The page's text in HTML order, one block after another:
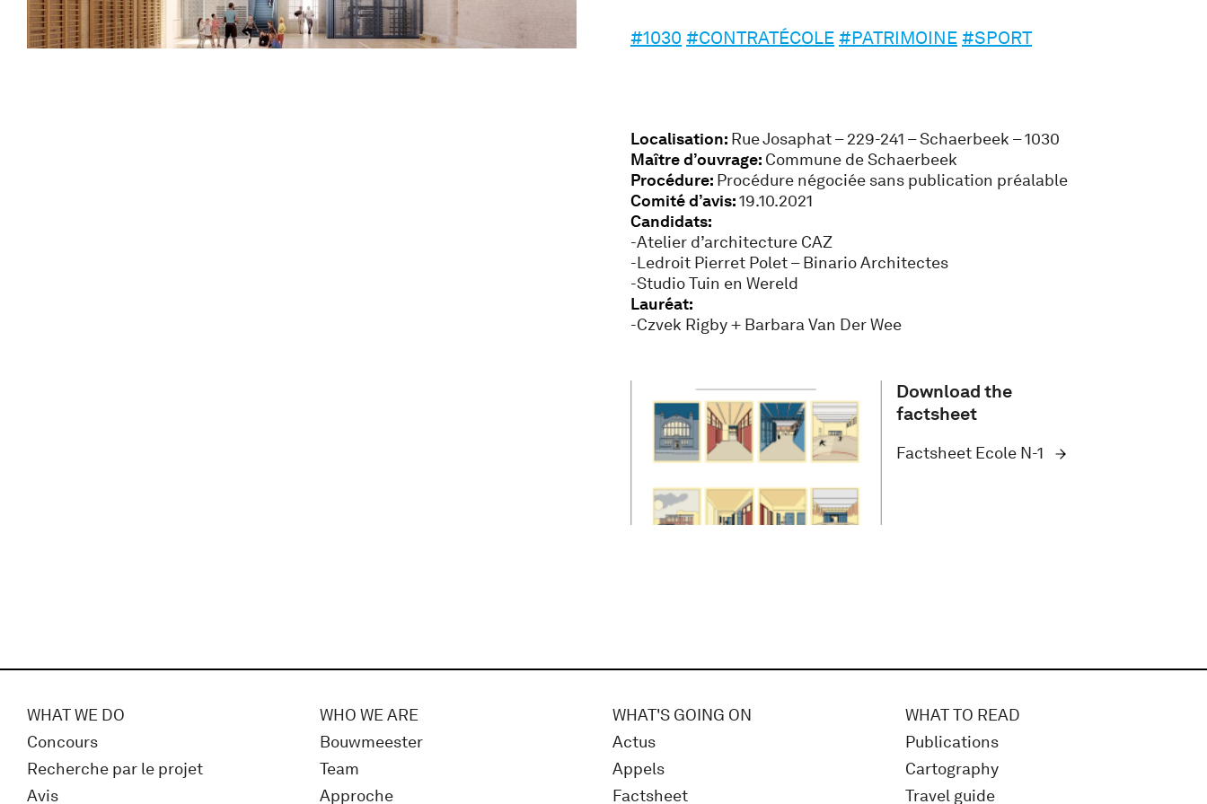
#1030 #CONTRATÉCOLE #PATRIMOINE #SPORT
Localisation: Rue Josaphat – 229-241 – Schaerbeek – 1030
Maître d’ouvrage: Commune de Schaerbeek
Procédure: Procédure négociée sans publication préalable
Comité d’avis:19.10.2021
Candidats:
-Atelier d’architecture CAZ
-Ledroit Pierret Polet – Binario Architectes
-Studio Tuin en Wereld
Lauréat:
-Czvek Rigby + Barbara Van Der Wee
Download the
factsheet
Factsheet Ecole N-1
WHAT WE DO
Concours
Recherche par le projet
Avis
WHO WE ARE
Bouwmeester
Team
Approche
WHAT'S GOING ON
Actus
Appels
Factsheet
WHAT TO READ
Publications
Cartography
Travel guide